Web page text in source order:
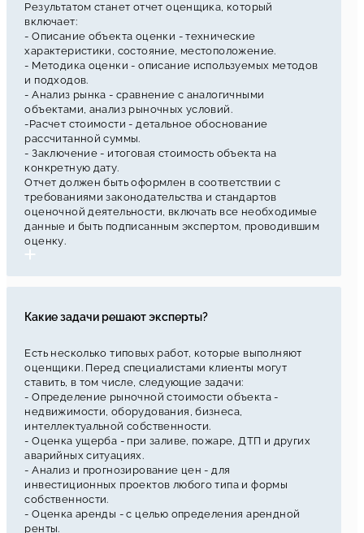
Результатом станет отчет оценщика, который
включает:
- Описание объекта оценки - технические
характеристики, состояние, местоположение.
- Методика оценки - описание используемых методов
и подходов.
- Анализ рынка - сравнение с аналогичными
объектами, анализ рыночных условий.
-Расчет стоимости - детальное обоснование
рассчитанной суммы.
- Заключение - итоговая стоимость объекта на
конкретную дату.
Отчет должен быть оформлен в соответствии с
требованиями законодательства и стандартов
оценочной деятельности, включать все необходимые
данные и быть подписанным экспертом, проводившим
оценку.
Какие задачи решают эксперты?
Есть несколько типовых работ, которые выполняют
оценщики. Перед специалистами клиенты могут
ставить, в том числе, следующие задачи:
- Определение рыночной стоимости объекта -
недвижимости, оборудования, бизнеса,
интеллектуальной собственности.
- Оценка ущерба - при заливе, пожаре, ДТП и других
аварийных ситуациях.
- Анализ и прогнозирование цен - для
инвестиционных проектов любого типа и формы
собственности.
- Оценка аренды - с целью определения арендной
ренты.